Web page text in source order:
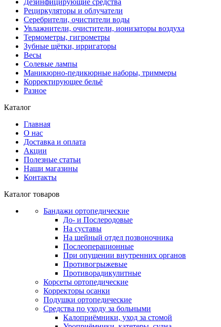
Дезинфицирующие средства
Рециркуляторы и облучатели
Серебрители, очистители воды
Увлажнители, очистители, ионизаторы воздуха
Термометры, гигрометры
Зубные щётки, ирригаторы
Весы
Солевые лампы
Маникюрно-педикюрные наборы, триммеры
Корректирующее бельё
Разное
Каталог
Главная
О нас
Доставка и оплата
Акции
Полезные статьи
Наши магазины
Контакты
Каталог товаров
Бандажи ортопедические
До- и Послеродовые
На суставы
На шейный отдел позвоночника
Послеоперационные
При опущении внутренних органов
Противогрыжевые
Противорадикулитные
Корсеты ортопедические
Корректоры осанки
Подушки ортопедические
Средства по уходу за больными
Калоприёмники, уход за стомой